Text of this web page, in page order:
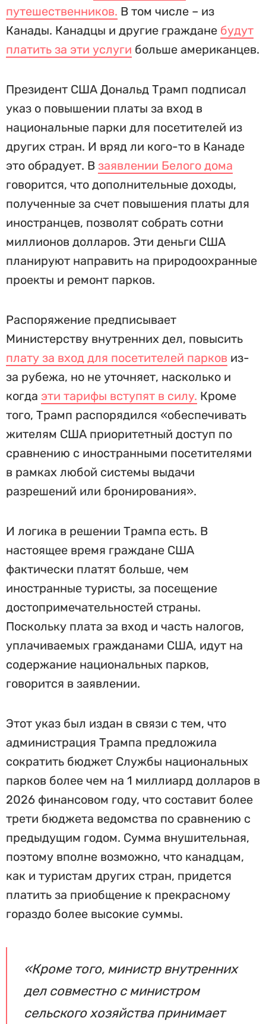
путешественников. В том числе – из
Канады. Канадцы и другие граждане будут
платить за эти услуги больше американцев.
Президент США Дональд Трамп подписал
указ о повышении платы за вход в
национальные парки для посетителей из
других стран. И вряд ли кого-то в Канаде
это обрадует. В заявлении Белого дома
говорится, что дополнительные доходы,
полученные за счет повышения платы для
иностранцев, позволят собрать сотни
миллионов долларов. Эти деньги США
планируют направить на природоохранные
проекты и ремонт парков.
Распоряжение предписывает
Министерству внутренних дел, повысить
плату за вход для посетителей парков из-
за рубежа, но не уточняет, насколько и
когда эти тарифы вступят в силу. Кроме
того, Трамп распорядился «обеспечивать
жителям США приоритетный доступ по
сравнению с иностранными посетителями
в рамках любой системы выдачи
разрешений или бронирования».
И логика в решении Трампа есть. В
настоящее время граждане США
фактически платят больше, чем
иностранные туристы, за посещение
достопримечательностей страны.
Поскольку плата за вход и часть налогов,
уплачиваемых гражданами США, идут на
содержание национальных парков,
говорится в заявлении.
Этот указ был издан в связи с тем, что
администрация Трампа предложила
сократить бюджет Службы национальных
парков более чем на 1 миллиард долларов в
2026 финансовом году, что составит более
трети бюджета ведомства по сравнению с
предыдущим годом. Сумма внушительная,
поэтому вполне возможно, что канадцам,
как и туристам других стран, придется
платить за приобщение к прекрасному
гораздо более высокие суммы.
«Кроме того, министр внутренних
дел совместно с министром
сельского хозяйства принимает